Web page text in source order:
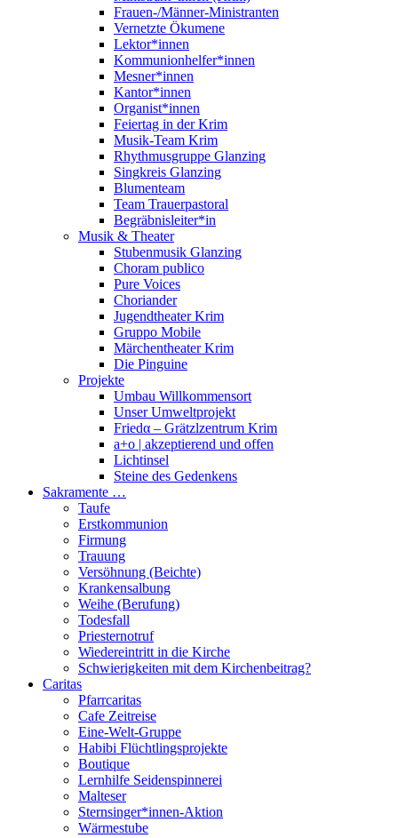
Frauen-/Männer-Ministranten
Vernetzte Ökumene
Lektor*innen
Kommunionhelfer*innen
Mesner*innen
Kantor*innen
Organist*innen
Feiertag in der Krim
Musik-Team Krim
Rhythmusgruppe Glanzing
Singkreis Glanzing
Blumenteam
Team Trauerpastoral
Begräbnisleiter*in
Musik & Theater
Stubenmusik Glanzing
Choram publico
Pure Voices
Choriander
Jugendtheater Krim
Gruppo Mobile
Märchentheater Krim
Die Pinguine
Projekte
Umbau Willkommensort
Unser Umweltprojekt
Friedα – Grätzlzentrum Krim
a+o | akzeptierend und offen
Lichtinsel
Steine des Gedenkens
Sakramente …
Taufe
Erstkommunion
Firmung
Trauung
Versöhnung (Beichte)
Krankensalbung
Weihe (Berufung)
Todesfall
Priesternotruf
Wiedereintritt in die Kirche
Schwierigkeiten mit dem Kirchenbeitrag?
Caritas
Pfarrcaritas
Cafe Zeitreise
Eine-Welt-Gruppe
Habibi Flüchtlingsprojekte
Boutique
Lernhilfe Seidenspinnerei
Malteser
Sternsinger*innen-Aktion
Wärmestube